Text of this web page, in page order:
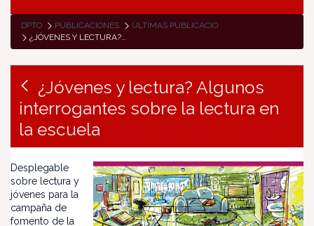
DPTO PUBLICACIONES
ÚLTIMAS PUBLICACIONES
¿JÓVENES Y LECTURA? ALGUNOS INTERROGANTES SOBRE LA LECTURA EN LA ESCUELA
¿Jóvenes y lectura? Algunos
interrogantes sobre la lectura en
la escuela
Desplegable
sobre lectura y
jóvenes para la
campaña de
fomento de la